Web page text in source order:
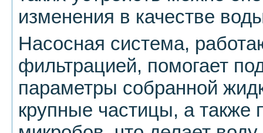
изменения в качестве
Насосная система,
фильтрацией, помогает
параметры собранной
крупные частицы, а